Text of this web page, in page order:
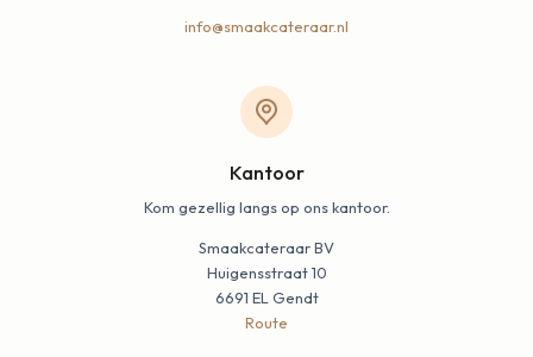
info@smaakcateraar.nl
Kantoor
Kom gezellig langs op ons kantoor.
Smaakcateraar BV
Huigensstraat 10
6691 EL Gendt
Route